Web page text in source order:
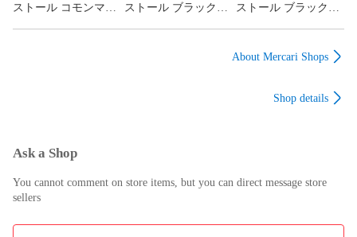
69
袖幅
ストール コモンマロ
ストール ブラックマ
ストール ブラックマ
レディース 春夏 日本
About Mercari Shops
Shop details
Ask a Shop
You cannot comment on store items, but you can direct message store
sellers